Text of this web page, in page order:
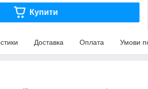
Купити
Доставка Оплата Умови